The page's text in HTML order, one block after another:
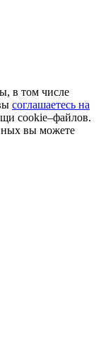
в том числе
соглашаетесь на
cookie–файлов.
вы можете